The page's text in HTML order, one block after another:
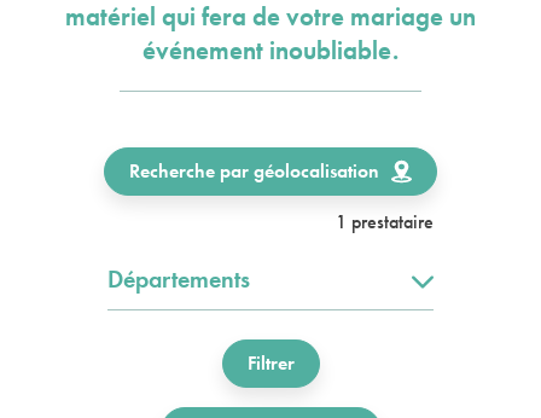
matériel qui fera de votre mariage un
événement inoubliable.
Recherche par géolocalisation
1 prestataire
Départements
Filtrer